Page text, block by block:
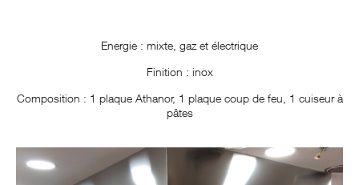
Energie : mixte, gaz et électrique
Finition : inox
Composition : 1 plaque Athanor, 1 plaque coup de feu, 1 cuiseur à
pâtes